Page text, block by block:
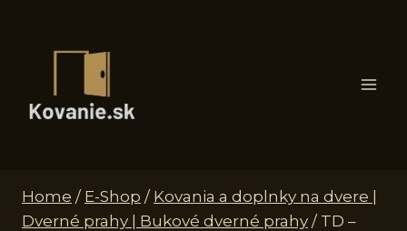
Home / E-Shop / Kovania a doplnky na dvere |
Dverné prahy | Bukové dverné prahy / TD –